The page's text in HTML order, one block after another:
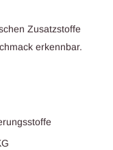
Zusatzstoffe
erkennbar.